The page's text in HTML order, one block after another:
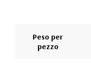
Peso per
pezzo